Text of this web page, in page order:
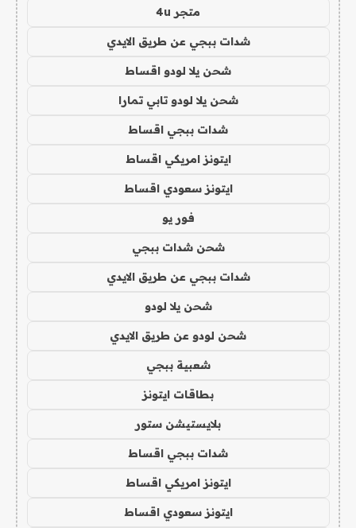
متجر 4u
شدات ببجي عن طريق الايدي
شحن يلا لودو اقساط
شحن يلا لودو تابي تمارا
شدات ببجي اقساط
ايتونز امريكي اقساط
ايتونز سعودي اقساط
فور يو
شحن شدات ببجي
شدات ببجي عن طريق الايدي
شحن يلا لودو
شحن لودو عن طريق الايدي
شعبية ببجي
بطاقات ايتونز
بلايستيشن ستور
شدات ببجي اقساط
ايتونز امريكي اقساط
ايتونز سعودي اقساط